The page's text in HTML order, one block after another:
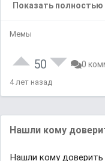
Показать полностью
Мемы
50 0
4 лет назад
Нашли кому
Нашли кому доверить